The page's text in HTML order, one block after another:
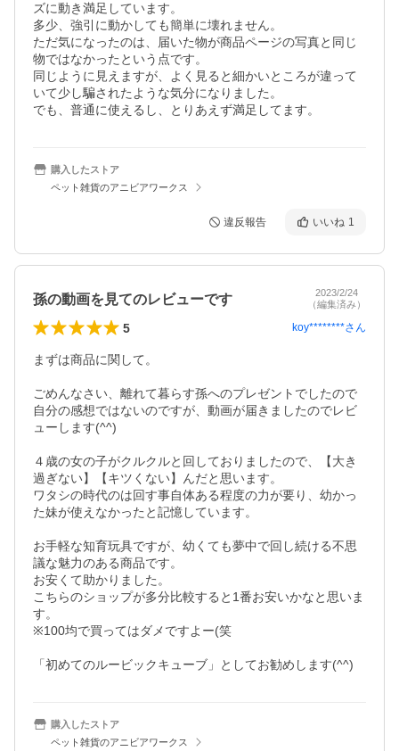
ズに動き満足しています。
多少、強引に動かしても簡単に壊れません。
ただ気になったのは、届いた物が商品ページの写真と同じ
物ではなかったという点です。
同じように見えますが、よく見ると細かいところが違って
いて少し騙されたような気分になりました。
でも、普通に使えるし、とりあえず満足してます。
購入したストア
ペット雑貨のアニビアワークス
違反報告 いいね 1
孫の動画を見てのレビューです
2023/2/24
（編集済み）
5 koy********さん
まずは商品に関して。
ごめんなさい、離れて暮らす孫へのプレゼントでしたので
自分の感想ではないのですが、動画が届きましたのでレビ
ューします(^^)
４歳の女の子がクルクルと回しておりましたので、【大き
過ぎない】【キツくない】んだと思います。
ワタシの時代のは回す事自体ある程度の力が要り、幼かっ
た妹が使えなかったと記憶しています。
お手軽な知育玩具ですが、幼くても夢中で回し続ける不思
議な魅力のある商品です。
お安くて助かりました。
こちらのショップが多分比較すると1番お安いかなと思いま
す。
※100均で買ってはダメですよー(笑
「初めてのルービックキューブ」としてお勧めします(^^)
購入したストア
ペット雑貨のアニビアワークス